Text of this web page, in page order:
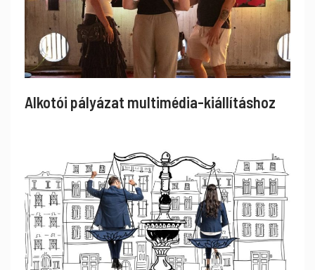
Alkotói pályázat multimédia-kiállításhoz